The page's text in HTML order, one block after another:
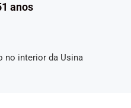
anos
no interior da Usina